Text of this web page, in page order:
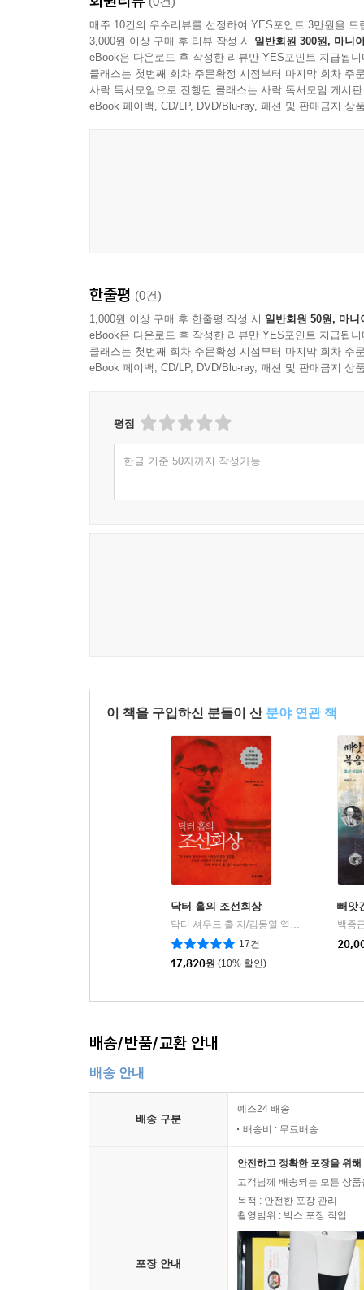
참고문헌 및 자료 - 276
“여러분, 영적으로 죽어 있는 환자에게 단지 육체
우는 것과 다를 바 없습니다. 우리가 행하는 자비
시다.”
--- 「9장. 행복한 선교사 유수만과 유애진」 중에서
헌신하고 있습니다. 이는 선교사님이 뿌린 씨앗
이 전기가 출간된 것은 참으로 뜻깊은 일입니다.
박태수 (박태수치과 원장)
세례를 받은 지 보름 만에 운명처럼 만난 뉴스마
뉴스마 선교사님은 1961년, 아내와 입양한 어린
2년 동안 연세어학당에서 한글을 배우며 치과의
무료 진료를 하며 환자를 치료하는 가운데 언어
이해해갔습니다. 1963년에는 광주기독병원에
오늘날 한국은 세계적인 선교 국가로 성장했
선교사님의 삶과 사역이 깊이 자리하고 있습니
열정을 살아낸 한 선교사의 발자취를 따라가 보게
뉴스마 선교사님의 제자들이 그의 선교 정신을
있게 되었으니 감사한 일입니다.
사도 바울은 “또 네가 많은 증인 앞에서 내게 들
권면했습니다. 이 말씀처럼 뉴스마 선교사님의
다른 이들을 가르치는 모습을 우리는 보고 있습
책을 읽는 그리스도인들 또한 자신의 삶을 드려
이태일 (치과의료선교회 회장)
유수만 선교사 내외를 떠올릴 때마다 정현종 시
현재와 그리고 그의 미래와 함께 오기 때문이다.
1960년 봄, 광주 학동의 빈민 지역에 세워진 남
진료실에는 늘 찬양과 웃음이 있었고, 환자를
있다는 사실 또한 광주의 자랑입니다.
매주 10건의 우수리뷰를 선정하여 YES포인트 3만원을 드
3,000원 이상 구매 후 리뷰 작성 시 일반회원 300원, 마니
eBook은 다운로드 후 작성한 리뷰만 YES포인트 지급됩니
클래스는 첫번째 회차 주문확정 시점부터 마지막 회차 주
사락 독서모임으로 진행된 클래스는 사락 독서모임 게시
eBook 페이백, CD/LP, DVD/Blu-ray, 패션 및 판매금지 상
한줄평 (0건)
1,000원 이상 구매 후 한줄평 작성 시 일반회원 50원, 마니
eBook은 다운로드 후 작성한 리뷰만 YES포인트 지급됩니
클래스는 첫번째 회차 주문확정 시점부터 마지막 회차 주
eBook 페이백, CD/LP, DVD/Blu-ray, 패션 및 판매금지 상
평점
한글 기준 50자까지 작성가능
이 책을 구입하신 분들이 산 분야 연관 책
닥터 홀의 조선회상
닥터 셔우드 홀 저/김동열 역
| 좋은씨앗
17건
17,820원 (10% 할인)
빼앗
백종
배송/반품/교환 안내
배송 안내
배송 구분
예스24 배송
배송비 : 무료배송
포장 안내
안전하고 정확한 포장을 위
고객님께 배송되는 모든 상
목적 : 안전한 포장 관리
촬영범위 : 박스 포장 작업